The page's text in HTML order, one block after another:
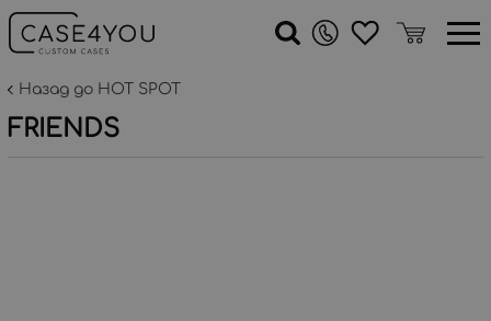
Назад до HOT SPOT
FRIENDS